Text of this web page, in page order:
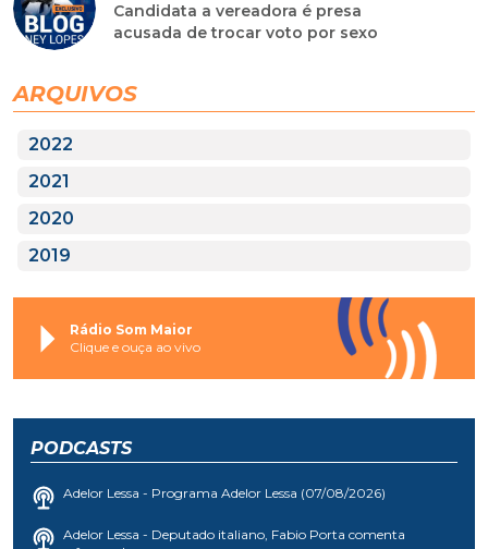
Candidata a vereadora é presa
acusada de trocar voto por sexo
ARQUIVOS
2022
2021
2020
2019
Rádio Som Maior
Clique e ouça ao vivo
PODCASTS
Adelor Lessa - Programa Adelor Lessa (07/08/2026)
Adelor Lessa - Deputado italiano, Fabio Porta comenta